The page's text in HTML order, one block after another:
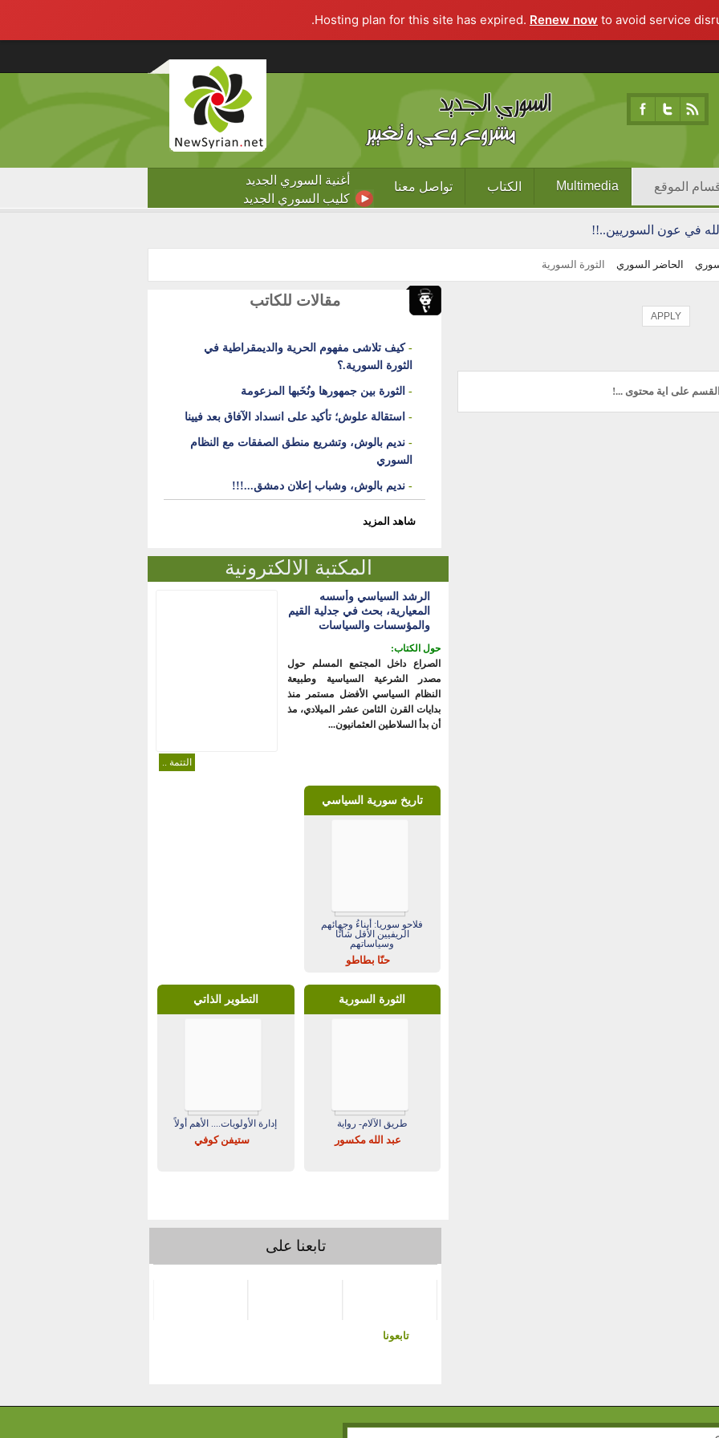
Renew now to avoid service
الموقع Multimedia الكتاب تواصل معنا
أغنية السوري الجديد
كليب السوري الجديد
في عون السوريين..!!
الحاضر السوري الثورة السورية
مقالات للكاتب
كيف تلاشى مفهوم الحرية والديمقراطية في
الثورة السورية.؟
الثورة بين جمهورها ونُخَبها المزعومة
استقالة علوش؛ تأكيد على انسداد الآفاق بعد فيينا
نديم بالوش، وتشريع منطق الصفقات مع النظام
السوري
نديم بالوش، وشباب إعلان دمشق...!!!
شاهد المزيد
المكتبة الالكترونية
الرشد السياسي وأسسه
المعيارية، بحث في جدلية القيم
والمؤسسات والسياسات
حول الكتاب:
الصراع داخل المجتمع المسلم حول
مصدر الشرعية السياسية وطبيعة
النظام السياسي الأفضل مستمر منذ
بدايات القرن الثامن عشر الميلادي، مذ
أن بدأ السلاطين العثمانيون...
التتمة ..
تاريخ سورية السياسي
فلاحو سوريا: أبناءُ وجهائهم
الريفيين الأقل شأنًا
وسياساتهم
حنّا بطاطو
الثورة السورية
طريق الآلام- رواية
عبد الله مكسور
التطوير الذاتي
إدارة الأولويات.... الأهم أولاً
ستيفن كوفي
تابعنا على
تابعونا
على اية محتوى ...!